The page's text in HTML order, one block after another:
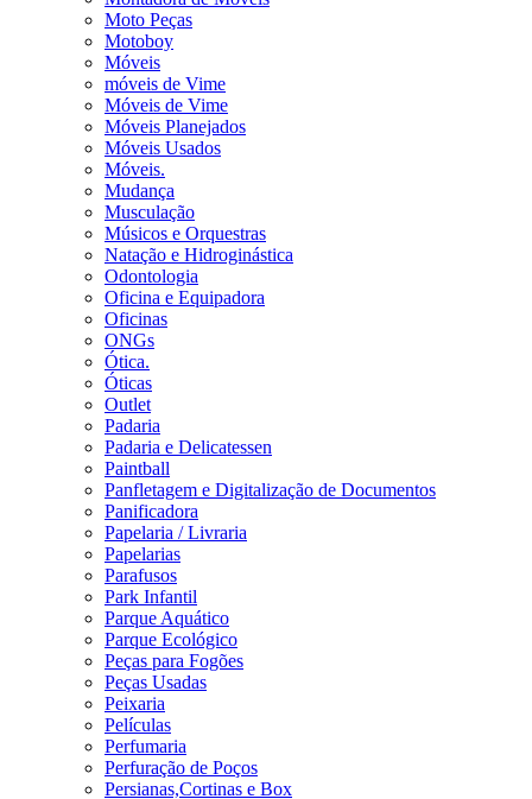
Moto Peças
Motoboy
Móveis
móveis de Vime
Móveis de Vime
Móveis Planejados
Móveis Usados
Móveis.
Mudança
Musculação
Músicos e Orquestras
Natação e Hidroginástica
Odontologia
Oficina e Equipadora
Oficinas
ONGs
Ótica.
Óticas
Outlet
Padaria
Padaria e Delicatessen
Paintball
Panfletagem e Digitalização de Documentos
Panificadora
Papelaria / Livraria
Papelarias
Parafusos
Park Infantil
Parque Aquático
Parque Ecológico
Peças para Fogões
Peças Usadas
Peixaria
Películas
Perfumaria
Perfuração de Poços
Persianas,Cortinas e Box